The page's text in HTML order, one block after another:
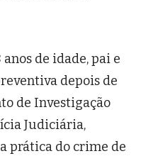
de idade, pai e
depois de
de Investigação
Judiciária,
prática do crime de